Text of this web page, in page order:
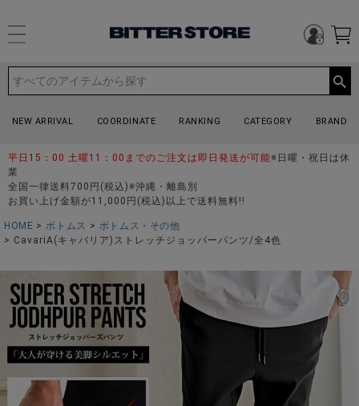
NEW ARRIVAL COORDINATE RANKING CATEGORY BRAND
平日15：00 土曜11：00までのご注文は即日発送が可能※日曜・祝日は休
業
全国一律送料700円(税込)※沖縄・離島別
お買い上げ金額が11,000円(税込)以上で送料無料!!
HOME ボトムス
ボトムス・その他
CavariA(キャバリア)ストレッチジョッパーパンツ/全4色